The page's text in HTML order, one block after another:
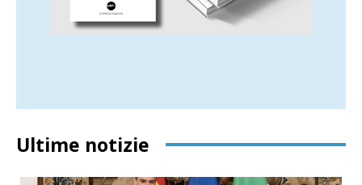
Ultime notizie